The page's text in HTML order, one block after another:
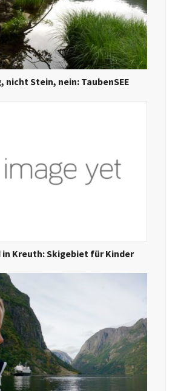
nicht Stein, nein: TaubenSEE
in Kreuth: Skigebiet für Kinder